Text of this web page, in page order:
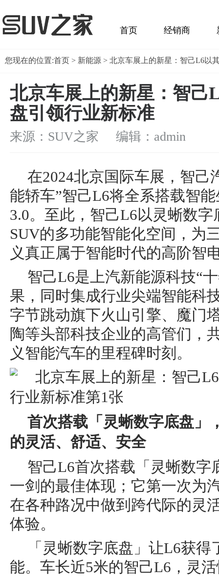
首页 经销商
您现在的位置:首页 > 新能源 > 北京车展上的新星：智己L6以
北京车展上的新星：智己
盘引领行业新标准
来源：SUV之家 编辑：admin
在2024北京国际车展，智己
能轿车”智己L6将全系搭载智
3.0。至此，智己L6以灵蜥数字
SUV的多功能智能化空间，为
义真正属于智能时代的高阶智
智己L6是上汽新能源科技“
果，同时集成行业尖端智能科
字节跳动旗下火山引擎、魔门
陶等头部科技企业的高管们，
义智能汽车的里程碑时刻。
首次搭载「灵蜥数字底盘」
的灵活、舒适、安全
智己L6首次搭载「灵蜥数字
一剑的最佳体现；它第一次为
在各种路况中做到跨代际的灵
体验。
「灵蜥数字底盘」让L6获
能。车长近5米的智己L6，灵